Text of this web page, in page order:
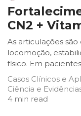
CN2 +
As articulações
locomoção,
físico. Em pacientes
Casos Clínicos e
Ciência e
4 min read